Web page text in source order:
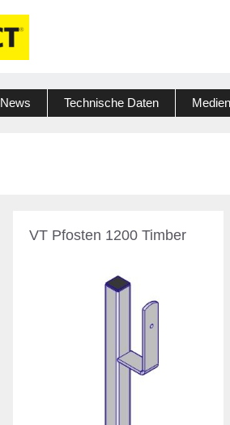
News Technische Daten Medien
VT Pfosten 1200 Timber